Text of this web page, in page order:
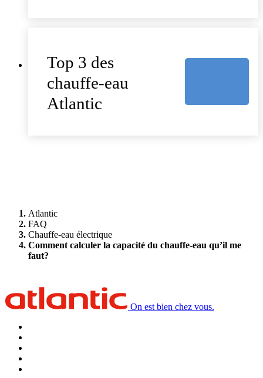
Top 3 des
chauffe-eau
Atlantic
Atlantic
FAQ
Chauffe-eau électrique
Comment calculer la capacité du chauffe-eau qu’il me
faut?
On est bien chez vous.